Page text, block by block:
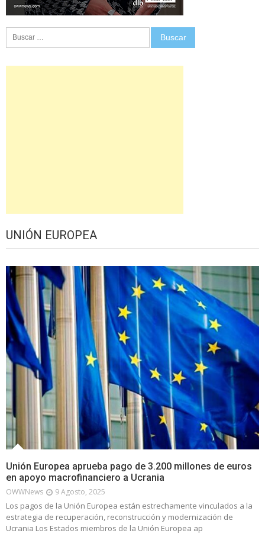
Buscar:
UNIÓN EUROPEA
Unión Europea aprueba pago de 3.200 millones de euros
en apoyo macrofinanciero a Ucrania
OWWNews 9 Agosto, 2025
Los pagos de la Unión Europea están estrechamente vinculados a la
estrategia de recuperación, reconstrucción y modernización de
Ucrania Los Estados miembros de la Unión Europea ap